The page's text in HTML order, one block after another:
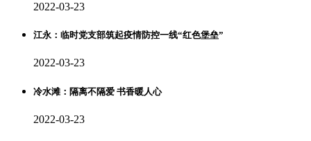
2022-03-23
江永：临时党支部筑起疫情防控一线“红色堡垒”
2022-03-23
冷水滩：隔离不隔爱 书香暖人心
2022-03-23